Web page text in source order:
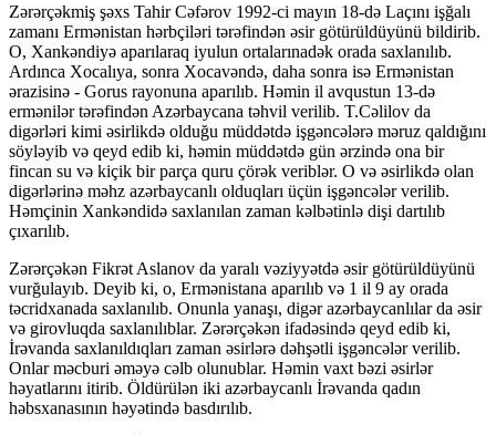
Zərərçəkmiş şəxs Tahir Cəfərov 1992-ci mayın 18-də Laçını işğalı
zamanı Ermənistan hərbçiləri tərəfindən əsir götürüldüyünü bildirib.
O, Xankəndiyə aparılaraq iyulun ortalarınadək orada saxlanılıb.
Ardınca Xocalıya, sonra Xocavəndə, daha sonra isə Ermənistan
ərazisinə - Gorus rayonuna aparılıb. Həmin il avqustun 13-də
ermənilər tərəfindən Azərbaycana təhvil verilib. T.Cəlilov da
digərləri kimi əsirlikdə olduğu müddətdə işgəncələrə məruz qaldığını
söyləyib və qeyd edib ki, həmin müddətdə gün ərzində ona bir
fincan su və kiçik bir parça quru çörək veriblər. O və əsirlikdə olan
digərlərinə məhz azərbaycanlı olduqları üçün işgəncələr verilib.
Həmçinin Xankəndidə saxlanılan zaman kəlbətinlə dişi dartılıb
çıxarılıb.
Zərərçəkən Fikrət Aslanov da yaralı vəziyyətdə əsir götürüldüyünü
vurğulayıb. Deyib ki, o, Ermənistana aparılıb və 1 il 9 ay orada
təcridxanada saxlanılıb. Onunla yanaşı, digər azərbaycanlılar da əsir
və girovluqda saxlanılıblar. Zərərçəkən ifadəsində qeyd edib ki,
İrəvanda saxlanıldıqları zaman əsirlərə dəhşətli işgəncələr verilib.
Onlar məcburi əməyə cəlb olunublar. Həmin vaxt bəzi əsirlər
həyatlarını itirib. Öldürülən iki azərbaycanlı İrəvanda qadın
həbsxanasının həyətində basdırılıb.